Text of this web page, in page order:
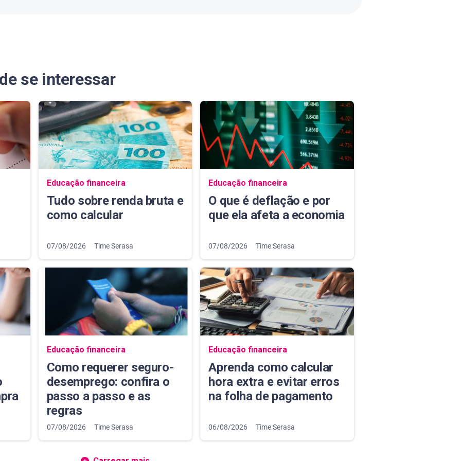
se interessar
Navegação do blog
Educação financeira
Tudo sobre renda bruta e
como calcular
07/08/2026 Time Serasa
Navegação do blog
Educação financeira
O que é deflação e por
que ela afeta a economia
07/08/2026 Time Serasa
Navegação do blog
Educação financeira
Como requerer seguro-
desemprego: confira o
passo a passo e as
regras
07/08/2026 Time Serasa
Navegação do blog
Educação financeira
Aprenda como calcular
hora extra e evitar erros
na folha de pagamento
06/08/2026 Time Serasa